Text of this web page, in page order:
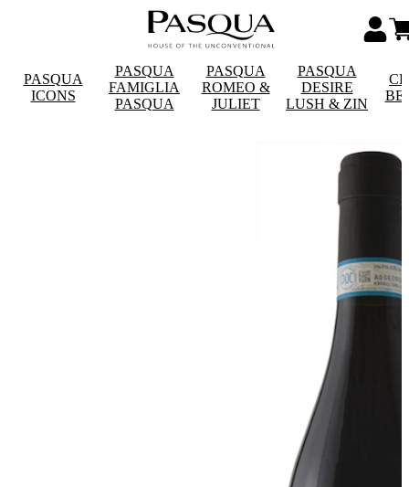
PASQUA
ICONS
PASQUA
FAMIGLIA
PASQUA
PASQUA
ROMEO &
JULIET
PASQUA
DESIRE
LUSH & ZIN